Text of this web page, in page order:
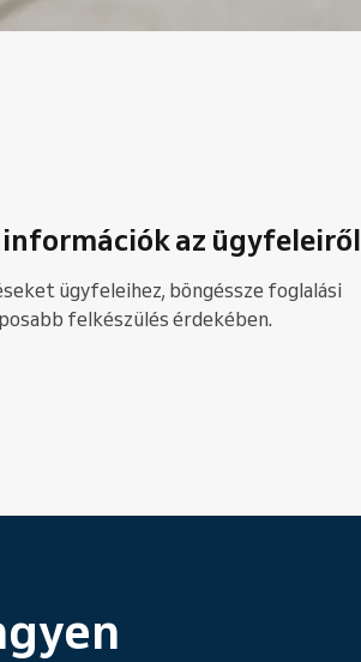
információk az ügyfeleiről
ügyfeleihez, böngéssze foglalási
felkészülés érdekében.